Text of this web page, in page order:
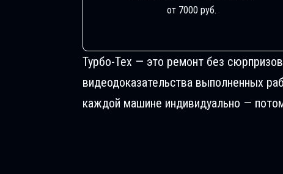
от 7000 руб.
Турбо-Тех — это ремонт без
видеодоказательства выполненных
каждой машине индивидуально —